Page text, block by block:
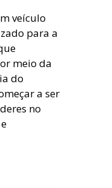
veículo
para a
meio da
do
a ser
no